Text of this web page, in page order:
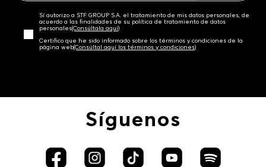
Sí autorizo a STF GROUP S.A. el tratamiento de mis datos personales, de
acuerdo a las finalidades de su política de tratamiento de datos
personales‎(Consúltala aquí)
Certifico que he sido informado sobre los términos y condiciones de la
página web‎(Consúltal aquí los términos y condiciones)
Síguenos